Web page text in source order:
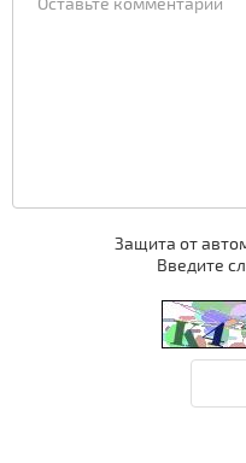
Защита от
Введите